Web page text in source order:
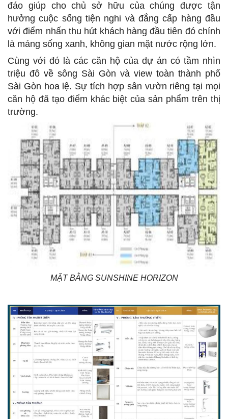
đáo giúp cho chủ sở hữu của chúng được tận
hưởng cuộc sống tiện nghi và đẳng cấp hàng đầu
với điểm nhấn thu hút khách hàng đầu tiên đó chính
là mảng sống xanh, không gian mặt nước rộng lớn.
Cùng với đó là các căn hộ của dự án có tầm nhìn
triệu đô về sông Sài Gòn và view toàn thành phố
Sài Gòn hoa lệ. Sự tích hợp sân vườn riêng tại mọi
căn hộ đã tạo điểm khác biệt của sản phẩm trên thị
trường.
MẶT BẰNG SUNSHINE HORIZON